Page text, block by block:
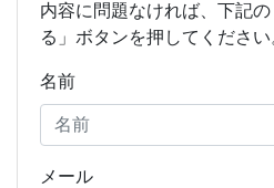
内容に問題なければ、下記
る」ボタンを押してください
名前
メール